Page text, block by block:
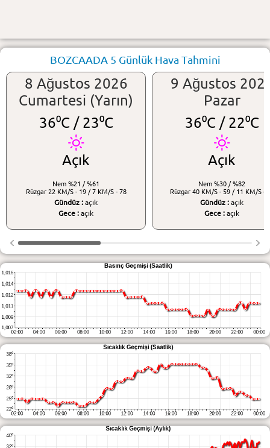
BOZCAADA 5 Günlük Hava Tahmini
8 Ağustos 2026
Cumartesi (Yarın)
36⁰C /23⁰C
Açık
Nem %21 / %61
Rüzgar 22 KM/S - 19 / 7 KM/S - 78
Gündüz : açık
Gece : açık
9 Ağustos
Pazar
36⁰C /22⁰C
Açık
Nem %30 / %82
Rüzgar 40 KM/S - 59 / 11 KM/S -
Gündüz : açık
Gece : açık